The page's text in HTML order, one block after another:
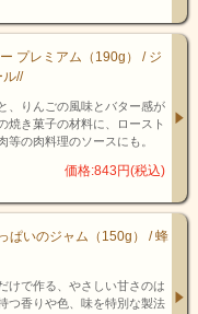
ラミで
い山椒が織りなす今まで
プレミアム（190g） / ジ
ル//
、りんごの風味とバター感が
焼き菓子の材料に、ロースト
等の肉料理のソースにも。
価格:843円(税込)
ぱいのジャム（150g） / 蜂
けで作る、やさしい甘さのは
つ香りや色、味を特別な製法